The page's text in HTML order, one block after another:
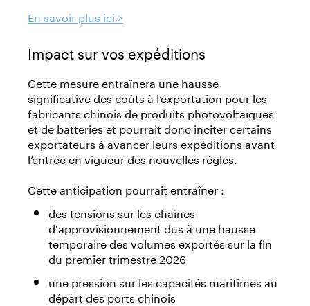
En savoir plus ici >
Impact sur vos expéditions
Cette mesure entraînera une hausse
significative des coûts à l’exportation pour les
fabricants chinois de produits photovoltaïques
et de batteries et pourrait donc inciter certains
exportateurs à avancer leurs expéditions avant
l’entrée en vigueur des nouvelles règles.
Cette anticipation pourrait entraîner :
des tensions sur les chaînes
d'approvisionnement dus à une hausse
temporaire des volumes exportés sur la fin
du premier trimestre 2026
une pression sur les capacités maritimes au
départ des ports chinois